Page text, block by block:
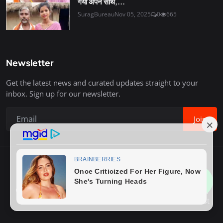
SuragBureauNov 05, 2025 0 665
Newsletter
Get the latest news and curated updates straight to your
inbox. Sign up for our newsletter.
Join
Copyright © 2020-26 Surag Bureau. All Rights Reserved.
Contact
Terms & Conditions
Privacy Policy
How to Write Post